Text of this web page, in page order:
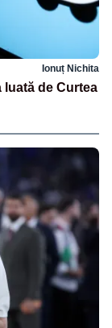
Ionuț Nichita
luată de Curtea